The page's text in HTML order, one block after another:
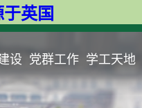
英国
设 党群工作 学工天地